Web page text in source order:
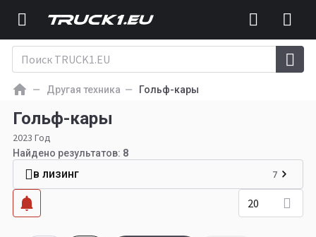
Другая техника Гольф-кары
Гольф-кары
2023 Год
Найдено результатов: 8
в лизинг 7
20